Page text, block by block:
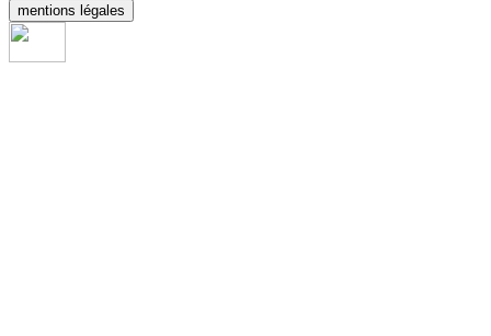
mentions légales